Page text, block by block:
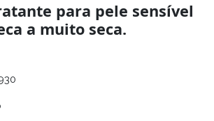
para pele sensível
a muito seca.